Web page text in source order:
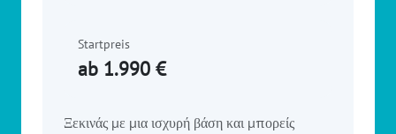
Startpreis
ab 1.990 €
Ξεκινάς με μια ισχυρή βάση και μπορείς